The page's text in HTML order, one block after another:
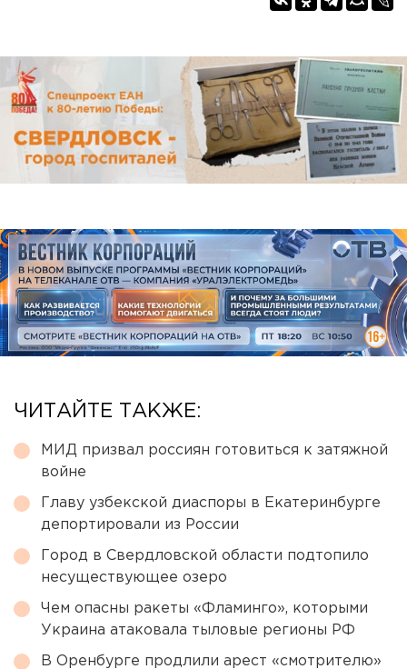
ЧИТАЙТЕ ТАКЖЕ:
МИД призвал россиян готовиться к затяжной
войне
Главу узбекской диаспоры в Екатеринбурге
депортировали из России
Город в Свердловской области подтопило
несуществующее озеро
Чем опасны ракеты «Фламинго», которыми
Украина атаковала тыловые регионы РФ
В Оренбурге продлили арест «смотрителю»